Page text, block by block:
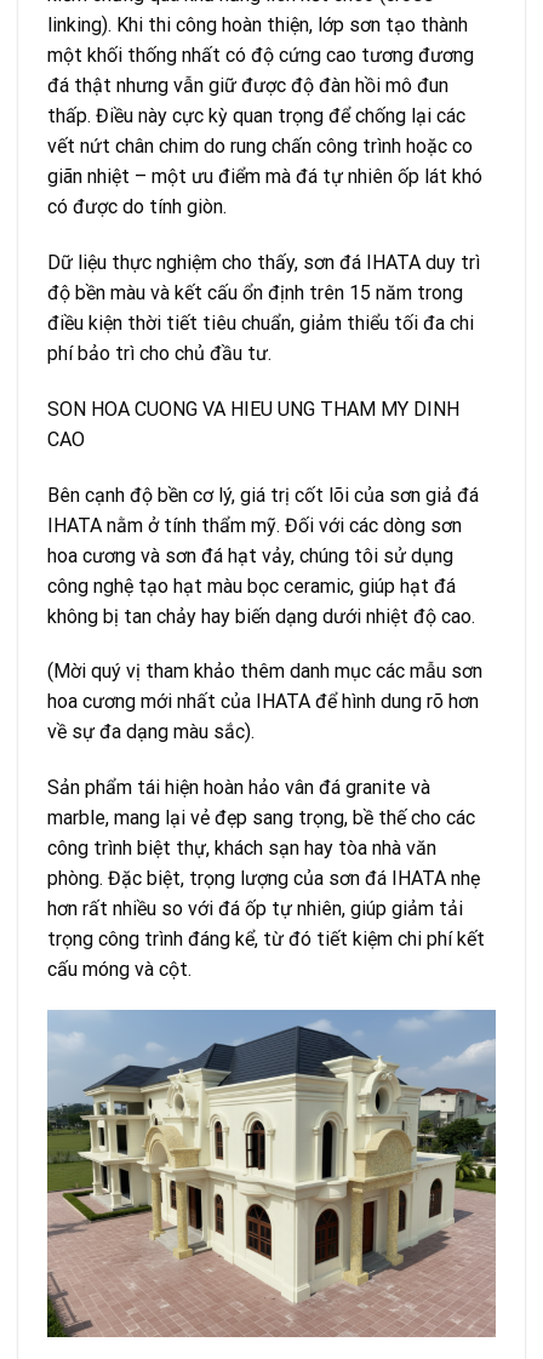
linking). Khi thi công hoàn thiện, lớp sơn tạo thành
một khối thống nhất có độ cứng cao tương đương
đá thật nhưng vẫn giữ được độ đàn hồi mô đun
thấp. Điều này cực kỳ quan trọng để chống lại các
vết nứt chân chim do rung chấn công trình hoặc co
giãn nhiệt – một ưu điểm mà đá tự nhiên ốp lát khó
có được do tính giòn.
Dữ liệu thực nghiệm cho thấy, sơn đá IHATA duy trì
độ bền màu và kết cấu ổn định trên 15 năm trong
điều kiện thời tiết tiêu chuẩn, giảm thiểu tối đa chi
phí bảo trì cho chủ đầu tư.
SON HOA CUONG VA HIEU UNG THAM MY DINH
CAO
Bên cạnh độ bền cơ lý, giá trị cốt lõi của sơn giả đá
IHATA nằm ở tính thẩm mỹ. Đối với các dòng sơn
hoa cương và sơn đá hạt vảy, chúng tôi sử dụng
công nghệ tạo hạt màu bọc ceramic, giúp hạt đá
không bị tan chảy hay biến dạng dưới nhiệt độ cao.
(Mời quý vị tham khảo thêm danh mục các mẫu sơn
hoa cương mới nhất của IHATA để hình dung rõ hơn
về sự đa dạng màu sắc).
Sản phẩm tái hiện hoàn hảo vân đá granite và
marble, mang lại vẻ đẹp sang trọng, bề thế cho các
công trình biệt thự, khách sạn hay tòa nhà văn
phòng. Đặc biệt, trọng lượng của sơn đá IHATA nhẹ
hơn rất nhiều so với đá ốp tự nhiên, giúp giảm tải
trọng công trình đáng kể, từ đó tiết kiệm chi phí kết
cấu móng và cột.